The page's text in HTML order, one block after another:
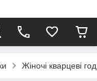
Жіночі кварцеві